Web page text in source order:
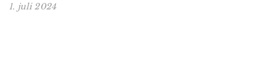
1. juli 2024